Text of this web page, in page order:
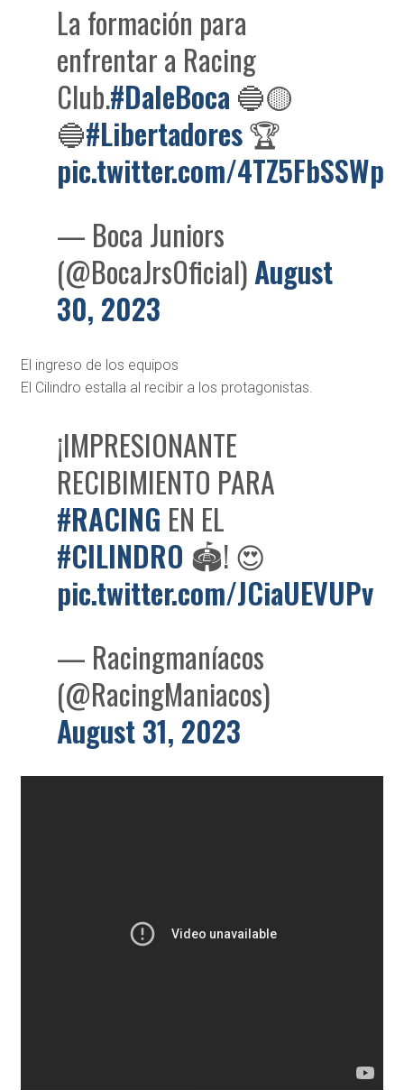
La formación para
enfrentar a Racing
Club.#DaleBoca 🔵🟡
🔵#Libertadores🏆
pic.twitter.com/4TZ5FbSSWp
— Boca Juniors
(@BocaJrsOficial)August
30, 2023
El ingreso de los equipos
El Cilindro estalla al recibir a los protagonistas.
¡IMPRESIONANTE
RECIBIMIENTO PARA
#RACING EN EL
#CILINDRO 🏟! 😍
pic.twitter.com/JCiaUEVUPv
— Racingmaníacos
(@RacingManiacos)
August 31, 2023